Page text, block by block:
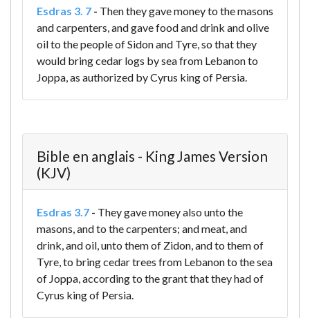
Esdras 3. 7 - Then they gave money to the masons
and carpenters, and gave food and drink and olive
oil to the people of Sidon and Tyre, so that they
would bring cedar logs by sea from Lebanon to
Joppa, as authorized by Cyrus king of Persia.
Bible en anglais - King James Version
(KJV)
Esdras 3.7 - They gave money also unto the
masons, and to the carpenters; and meat, and
drink, and oil, unto them of Zidon, and to them of
Tyre, to bring cedar trees from Lebanon to the sea
of Joppa, according to the grant that they had of
Cyrus king of Persia.